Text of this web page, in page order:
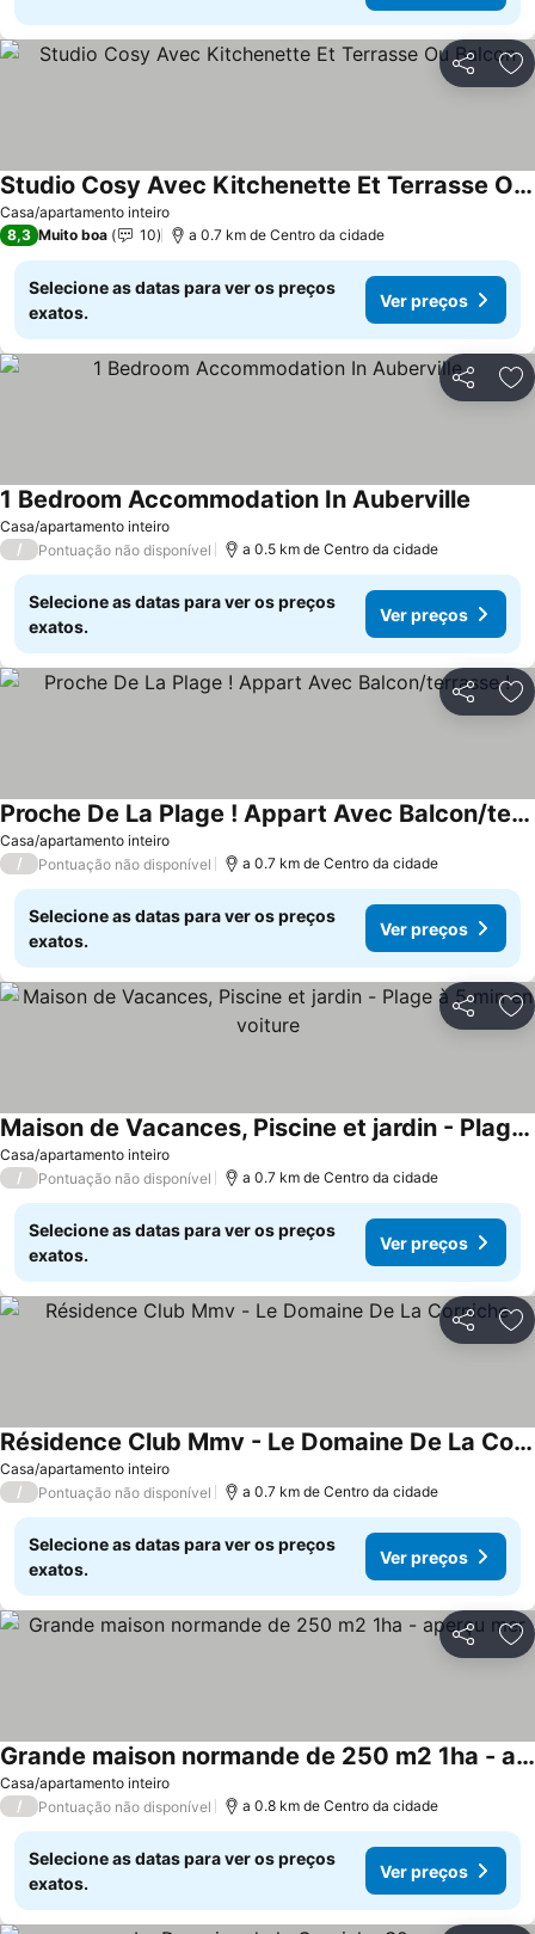
Partilhar
Casa/apartamento inteiro
Studio Cosy Avec Kitchenette Et Terrasse Ou Balcon
8,3 Muito boa 10 a 0.7 km de Centro da cidade
Selecione as datas para ver os preços
exatos.
Ver preços
Partilhar
Casa/apartamento inteiro
1 Bedroom Accommodation In Auberville
/ Pontuação não disponível a 0.5 km de Centro da cidade
Selecione as datas para ver os preços
exatos.
Ver preços
Partilhar
Casa/apartamento inteiro
Proche De La Plage ! Appart Avec Balcon/terrasse !
/ Pontuação não disponível a 0.7 km de Centro da cidade
Selecione as datas para ver os preços
exatos.
Ver preços
Partilhar
Casa/apartamento inteiro
Maison de Vacances, Piscine et jardin - Plage à 5 min en voiture
/ Pontuação não disponível a 0.7 km de Centro da cidade
Selecione as datas para ver os preços
exatos.
Ver preços
Partilhar
Casa/apartamento inteiro
Résidence Club Mmv - Le Domaine De La Corniche
/ Pontuação não disponível a 0.7 km de Centro da cidade
Selecione as datas para ver os preços
exatos.
Ver preços
Partilhar
Casa/apartamento inteiro
Grande maison normande de 250 m2 1ha - aperçu mer
/ Pontuação não disponível a 0.8 km de Centro da cidade
Selecione as datas para ver os preços
exatos.
Ver preços